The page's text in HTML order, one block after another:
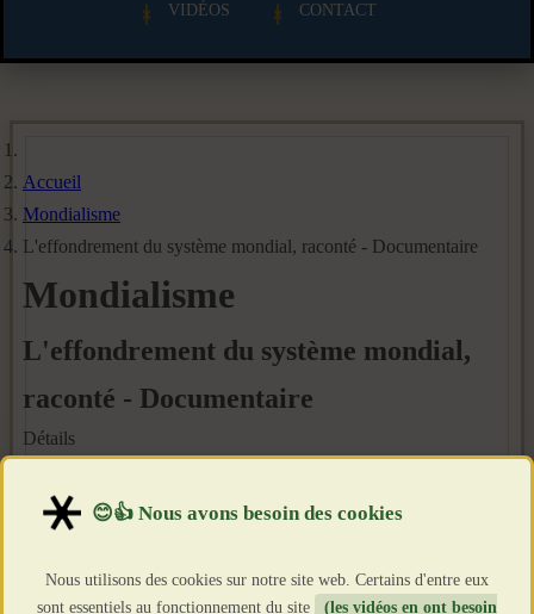
VIDÉOS CONTACT
Accueil
Mondialisme
L'effondrement du système mondial, raconté - Documentaire
Mondialisme
L'effondrement du système mondial,
raconté - Documentaire
Détails
Publié le : 8 Août 2023
Création : 8 Août 2023
Nous utilisons des cookies sur notre site web. Certains d'entre eux
sont essentiels au fonctionnement du site
(les vidéos en ont besoin